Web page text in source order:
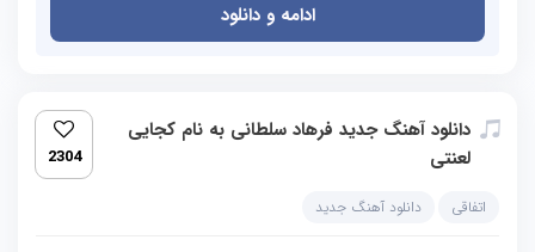
ادامه و دانلود
دانلود آهنگ جدید فرهاد سلطانی به نام کجایی
لعنتی
2304
اتفاقی دانلود آهنگ جدید